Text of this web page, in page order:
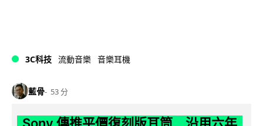
3C科技 流動音樂 音樂耳機
藍骨 53 分